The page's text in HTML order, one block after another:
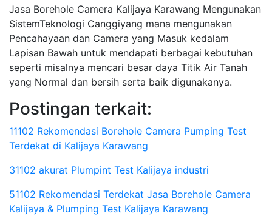
Jasa Borehole Camera Kalijaya Karawang Mengunakan
SistemTeknologi Canggiyang mana mengunakan
Pencahayaan dan Camera yang Masuk kedalam
Lapisan Bawah untuk mendapati berbagai kebutuhan
seperti misalnya mencari besar daya Titik Air Tanah
yang Normal dan bersih serta baik digunakanya.
Postingan terkait:
11102 Rekomendasi Borehole Camera Pumping Test
Terdekat di Kalijaya Karawang
31102 akurat Plumpint Test Kalijaya industri
51102 Rekomendasi Terdekat Jasa Borehole Camera
Kalijaya & Plumping Test Kalijaya Karawang